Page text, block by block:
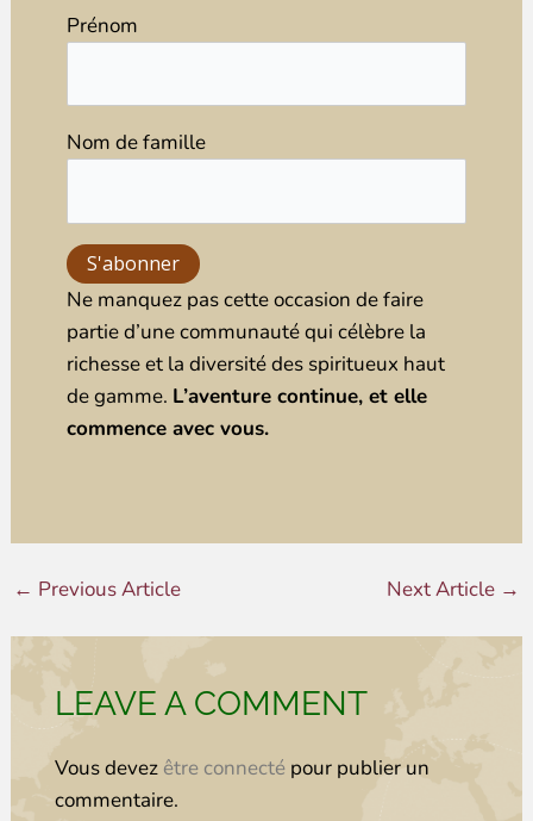
Prénom
Nom de famille
Ne manquez pas cette occasion de faire
partie d’une communauté qui célèbre la
richesse et la diversité des spiritueux haut
de gamme. L’aventure continue, et elle
commence avec vous.
← Previous Article Next Article →
LEAVE A COMMENT
Vous devez être connectépour publier un
commentaire.